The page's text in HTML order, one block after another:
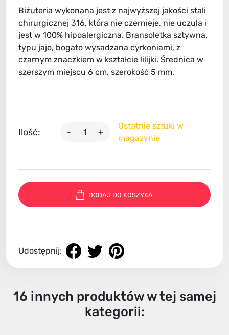
Biżuteria wykonana jest z najwyższej jakości stali
chirurgicznej 316, która nie czernieje, nie uczula i
jest w 100% hipoalergiczna. Bransoletka sztywna,
typu jajo, bogato wysadzana cyrkoniami, z
czarnym znaczkiem w kształcie lilijki. Średnica w
szerszym miejscu 6 cm, szerokość 5 mm.
Ilość: - +
Ostatnie sztuki w
magazynie
DODAJ DO KOSZYKA
Udostępnij:
16 innych produktów w tej samej
kategorii: